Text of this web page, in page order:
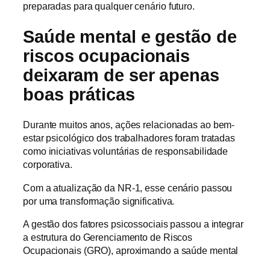
preparadas para qualquer cenário futuro.
Saúde mental e gestão de
riscos ocupacionais
deixaram de ser apenas
boas práticas
Durante muitos anos, ações relacionadas ao bem-
estar psicológico dos trabalhadores foram tratadas
como iniciativas voluntárias de responsabilidade
corporativa.
Com a atualização da NR-1, esse cenário passou
por uma transformação significativa.
A gestão dos fatores psicossociais passou a integrar
a estrutura do Gerenciamento de Riscos
Ocupacionais (GRO), aproximando a saúde mental